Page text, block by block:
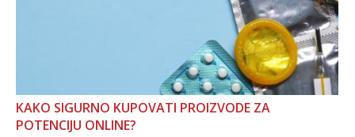
KAKO SIGURNO KUPOVATI PROIZVODE ZA
POTENCIJU ONLINE?